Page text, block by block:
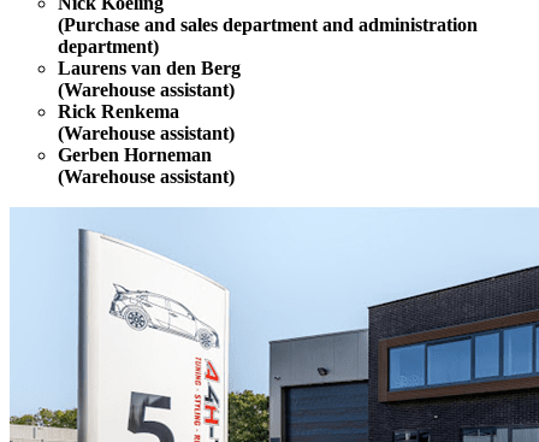
(Purchase and sales department and administration
department)
Laurens van den Berg
(Warehouse assistant)
Rick Renkema
(Warehouse assistant)
Gerben Horneman
(Warehouse assistant)